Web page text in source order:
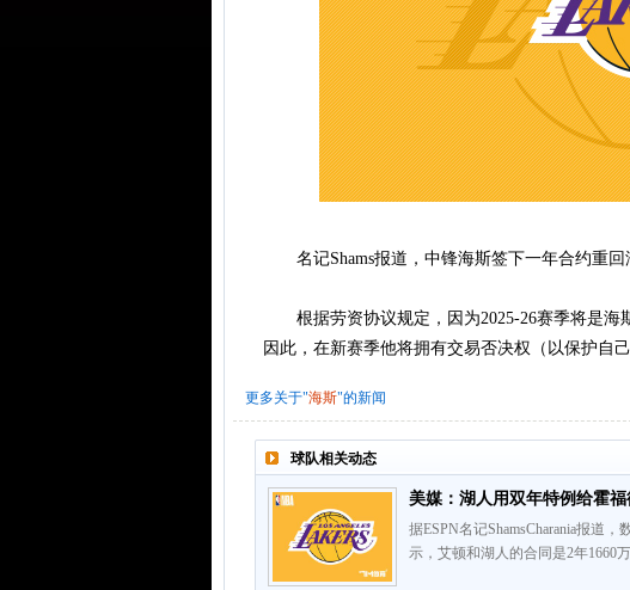
名记Shams报道，中锋海斯签下一年合约重回
根据劳资协议规定，因为2025-26赛季将是海
因此，在新赛季他将拥有交易否决权（以保护自
更多关于"海斯"的新闻
球队相关动态
美媒：湖人用双年特例给霍
据ESPN名记ShamsCharania报道
示，艾顿和湖人的合同是2年